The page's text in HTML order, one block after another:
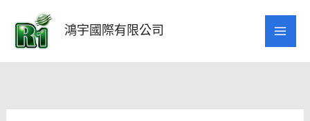
要
鴻宇國際有限公司